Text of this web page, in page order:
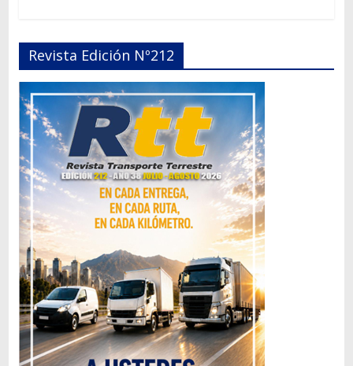
Revista Edición Nº212